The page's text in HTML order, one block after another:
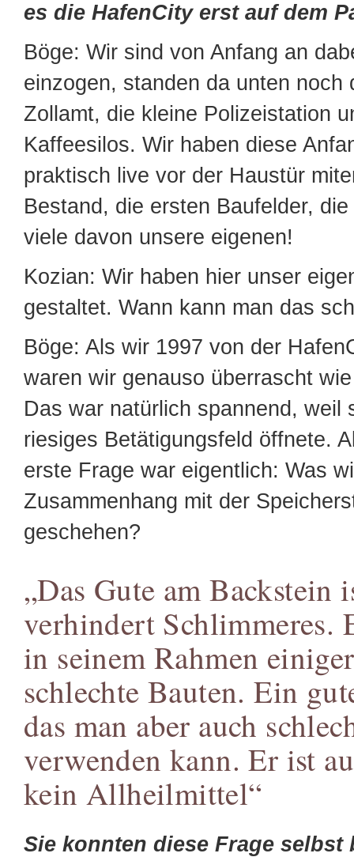
es die HafenCity erst auf dem
Böge: Wir sind von Anfang an
einzogen, standen da unten noch
Zollamt, die kleine Polizeistation
Kaffeesilos. Wir haben diese
praktisch live vor der Haustür
Bestand, die ersten Baufelder,
viele davon unsere eigenen!
Kozian: Wir haben hier unser
gestaltet. Wann kann man das
Böge: Als wir 1997 von der
waren wir genauso überrascht
Das war natürlich spannend, weil
riesiges Betätigungsfeld öffnete.
erste Frage war eigentlich: Was
Zusammenhang mit der
geschehen?
„Das Gute am Backstein
verhindert Schlimmeres.
in seinem Rahmen
schlechte Bauten. Ein
das man aber auch
verwenden kann. Er ist
kein Allheilmittel“
Sie konnten diese Frage selbst